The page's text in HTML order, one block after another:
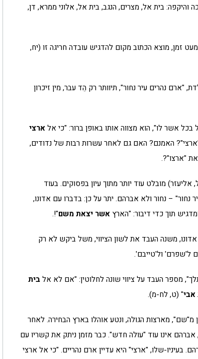
בית אל, מצרים, הנגב, בית אל, אלוני ממרא, דן,
זמן, מוצא הכתוב מקום להדגיש עובדה חריגה זו (יח,
"ארם נהרים עיר נחור", תיוותר רק הֵד עבר, מין זיכרון
אשר לו", הוא מצווה אותו באופן ברור: "כי אלארצי
האמנם? האם גם לאחר עשרות רבות של נדודים,
"ארצו"?.
מובלט עוד יותר מתוך עיון בפסוקים. בעוד
– נחור ולא אברהם. יתר על כן: בדברו עם אדונו,
תוך כדי דיבור: "הארץ אשר יצאת משם"!.
משנה העבד את לשון הציווי, משל ביקש לא רק
ל'שפרם' ול'טייבם'.
מספר העבד על ציווי שונה לחלוטין: "אם לא אלבית
" (ט, לח-מ).
מ"שם", מארצות הגולה, ונטע אוהלו בארץ הבחירה. לאחר
אינו עוד "עולה חדש". כבר מזמן ניתק את קשריו עם
בעיניו-שלו, "ארצי" היא עדיין ארם נהריים. "כי אל ארצי